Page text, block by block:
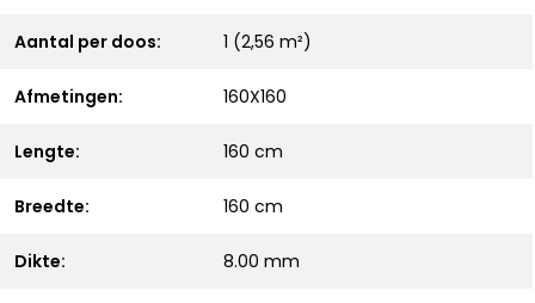
Aantal per doos: 1 (2,56 m²)
Afmetingen: 160X160
Lengte: 160 cm
Breedte: 160 cm
Dikte: 8.00 mm